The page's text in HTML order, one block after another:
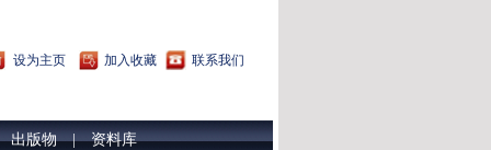
设为主页 加入收藏 联系我们
出版物|资料库